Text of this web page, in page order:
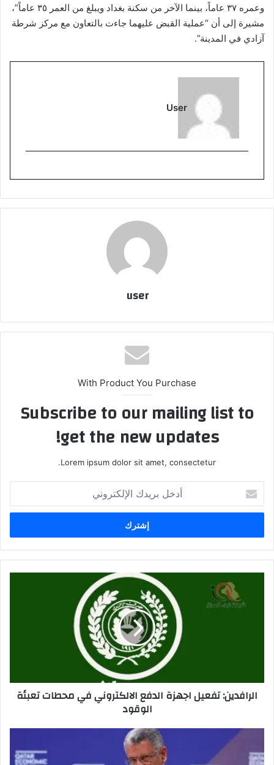
وعمره ٣٧ عاماً، بينما الآخر من سكنة بغداد ويبلغ من العمر ٣٥ عاماً”،
مشيرة إلى أن “عملية القبض عليهما جاءت بالتعاون مع مركز شرطة
آزادي في المدينة”.
User
user
With Product You Purchase
Subscribe to our mailing list to
get the new updates!
Lorem ipsum dolor sit amet, consectetur.
بريدك
الإلكتروني
الوقود
الرافدين: تفعيل اجهزة الدفع الالكتروني في محطات تعبئة
الوقود
العراقي: